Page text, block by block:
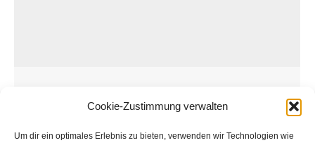
Cookie-Zustimmung verwalten
Um dir ein optimales Erlebnis zu bieten, verwenden wir Technologien wie
Kommentar hinterlassen